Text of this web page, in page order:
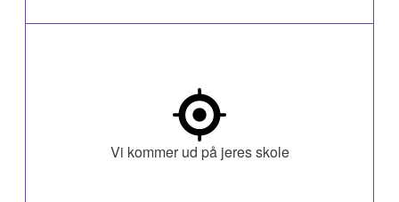
Vi kommer ud på jeres skole